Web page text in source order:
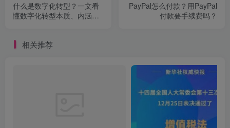
什么是数字化转型？一文看
懂数字化转型本质、内涵及
PayPal怎么付款？用PayPal
付款要手续费吗？
相关推荐